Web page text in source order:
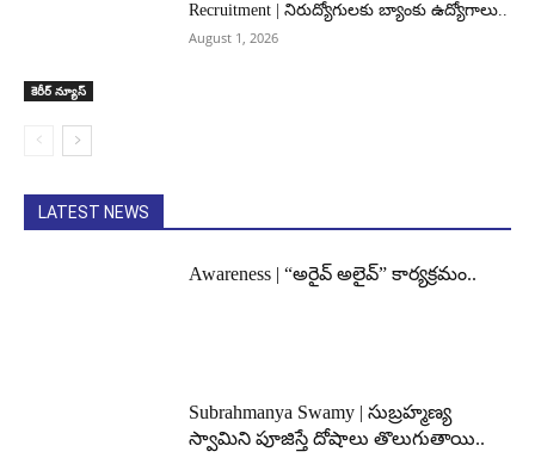
కెరీర్ న్యూస్
Recruitment | నిరుద్యోగులకు బ్యాంకు ఉద్యోగాలు..
August 1, 2026
LATEST NEWS
Awareness | “అరైవ్ అలైవ్” కార్యక్రమం..
Subrahmanya Swamy | సుబ్రహ్మణ్య
స్వామిని పూజిస్తే దోషాలు తొలుగుతాయి..